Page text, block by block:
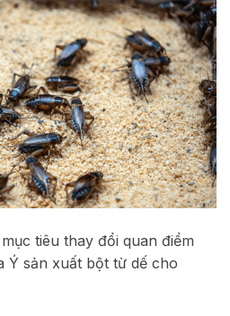
tiêu thay đổi quan điểm
Ý sản xuất bột từ dế cho